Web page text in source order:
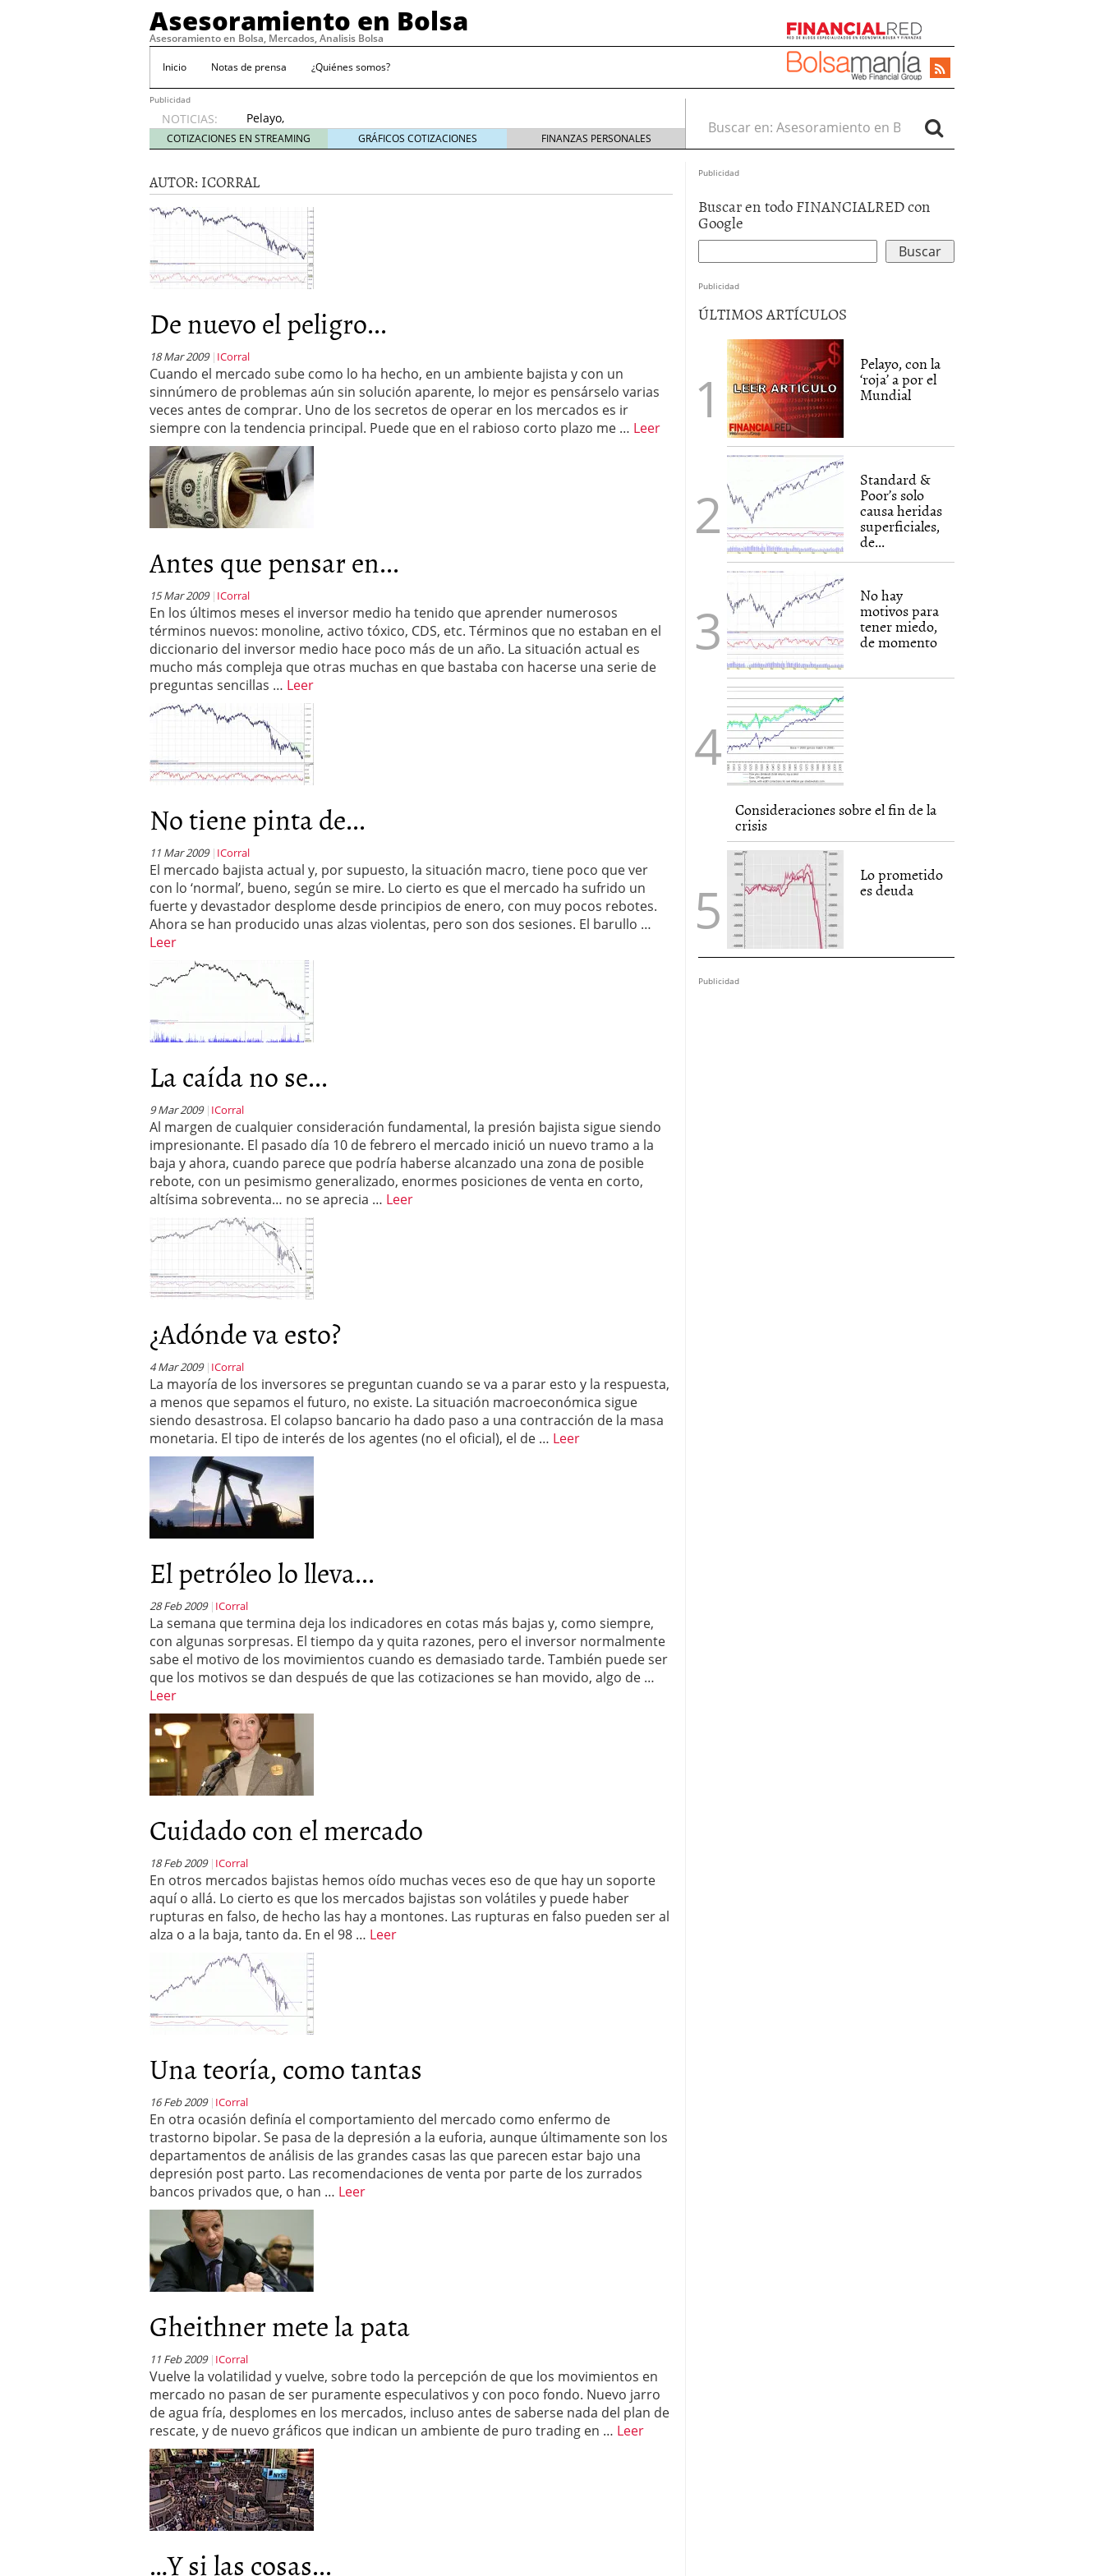
Asesoramiento en Bolsa
Asesoramiento en Bolsa, Mercados, Analisis Bolsa
Inicio Notas de prensa ¿Quiénes somos?
Publicidad
NOTICIAS:
Pelayo,
con la
‘roja’ a
Mundial
abril 4,
Standard & Poor’s solo causa heridas superficiales, de momento
11, 2009
No hay motivos para tener miedo, de momento
Consideraciones sobre el fin de la crisis
COTIZACIONES EN STREAMING GRÁFICOS COTIZACIONES FINANZAS PERSONALES
Buscar en:
AUTOR: ICORRAL
De nuevo el peligro...
18 Mar 2009 ICorral
Cuando el mercado sube como lo ha hecho, en un ambiente bajista y con un
sinnúmero de problemas aún sin solución aparente, lo mejor es pensárselo varias
veces antes de comprar. Uno de los secretos de operar en los mercados es ir
siempre con la tendencia principal. Puede que en el rabioso corto plazo me … Leer
Antes que pensar en...
15 Mar 2009 ICorral
En los últimos meses el inversor medio ha tenido que aprender numerosos
términos nuevos: monoline, activo tóxico, CDS, etc. Términos que no estaban en el
diccionario del inversor medio hace poco más de un año. La situación actual es
mucho más compleja que otras muchas en que bastaba con hacerse una serie de
preguntas sencillas … Leer
No tiene pinta de...
11 Mar 2009 ICorral
El mercado bajista actual y, por supuesto, la situación macro, tiene poco que ver
con lo ‘normal’, bueno, según se mire. Lo cierto es que el mercado ha sufrido un
fuerte y devastador desplome desde principios de enero, con muy pocos rebotes.
Ahora se han producido unas alzas violentas, pero son dos sesiones. El barullo …
Leer
La caída no se...
9 Mar 2009 ICorral
Al margen de cualquier consideración fundamental, la presión bajista sigue siendo
impresionante. El pasado día 10 de febrero el mercado inició un nuevo tramo a la
baja y ahora, cuando parece que podría haberse alcanzado una zona de posible
rebote, con un pesimismo generalizado, enormes posiciones de venta en corto,
altísima sobreventa… no se aprecia … Leer
¿Adónde va esto?
4 Mar 2009 ICorral
La mayoría de los inversores se preguntan cuando se va a parar esto y la respuesta,
a menos que sepamos el futuro, no existe. La situación macroeconómica sigue
siendo desastrosa. El colapso bancario ha dado paso a una contracción de la masa
monetaria. El tipo de interés de los agentes (no el oficial), el de … Leer
El petróleo lo lleva...
28 Feb 2009 ICorral
La semana que termina deja los indicadores en cotas más bajas y, como siempre,
con algunas sorpresas. El tiempo da y quita razones, pero el inversor normalmente
sabe el motivo de los movimientos cuando es demasiado tarde. También puede ser
que los motivos se dan después de que las cotizaciones se han movido, algo de …
Leer
Cuidado con el mercado
18 Feb 2009 ICorral
En otros mercados bajistas hemos oído muchas veces eso de que hay un soporte
aquí o allá. Lo cierto es que los mercados bajistas son volátiles y puede haber
rupturas en falso, de hecho las hay a montones. Las rupturas en falso pueden ser al
alza o a la baja, tanto da. En el 98 … Leer
Una teoría, como tantas
16 Feb 2009 ICorral
En otra ocasión definía el comportamiento del mercado como enfermo de
trastorno bipolar. Se pasa de la depresión a la euforia, aunque últimamente son los
departamentos de análisis de las grandes casas las que parecen estar bajo una
depresión post parto. Las recomendaciones de venta por parte de los zurrados
bancos privados que, o han … Leer
Gheithner mete la pata
11 Feb 2009 ICorral
Vuelve la volatilidad y vuelve, sobre todo la percepción de que los movimientos en
mercado no pasan de ser puramente especulativos y con poco fondo. Nuevo jarro
de agua fría, desplomes en los mercados, incluso antes de saberse nada del plan de
rescate, y de nuevo gráficos que indican un ambiente de puro trading en … Leer
…Y si las cosas...
Publicidad
Buscar en todo FINANCIALRED con
Google
Publicidad
ÚLTIMOS ARTÍCULOS
Pelayo, con la
‘roja’ a por el
Mundial
Standard &
Poor’s solo
causa heridas
superficiales,
de...
No hay
motivos para
tener miedo,
de momento
Consideraciones sobre el fin de la
crisis
Lo prometido
es deuda
Publicidad